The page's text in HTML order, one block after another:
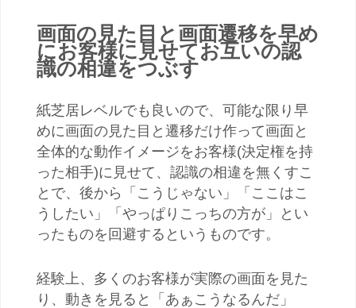
画面の見た目と画面遷移を早め
にお客様に見せてお互いの認
識の相違をつぶす
紙芝居レベルでも良いので、可能な限り早
めに画面の見た目と遷移だけ作って画面と
全体的な動作イメージをお客様(決定権を持
った相手)に見せて、認識の相違を無くすこ
とで、後から「こうじゃない」「ここはこ
うしたい」「やっぱりこっちの方が」とい
ったものを回避するというものです。
経験上、多くのお客様が実際の画面を見た
り、動きを見ると「あぁこうなるんだ」